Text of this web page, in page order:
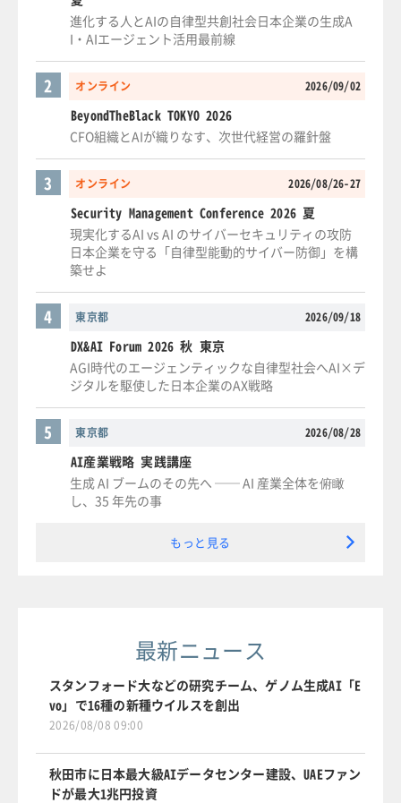
進化する人とAIの自律型共創社会日本企業の生成A
I・AIエージェント活用最前線
オンライン 2026/09/02
2
BeyondTheBlack TOKYO 2026
CFO組織とAIが織りなす、次世代経営の羅針盤
オンライン 2026/08/26-27
3
Security Management Conference 2026 夏
現実化するAI vs AI のサイバーセキュリティの攻防
日本企業を守る「自律型能動的サイバー防御」を構
築せよ
東京都 2026/09/18
4
DX&AI Forum 2026 秋 東京
AGI時代のエージェンティックな自律型社会へAI×デ
ジタルを駆使した日本企業のAX戦略
東京都 2026/08/28
5
AI産業戦略 実践講座
生成 AI ブームのその先へ ── AI 産業全体を俯瞰
し、35 年先の事
もっと見る
最新ニュース
スタンフォード大などの研究チーム、ゲノム生成AI「E
vo」で16種の新種ウイルスを創出
2026/08/08 09:00
秋田市に日本最大級AIデータセンター建設、UAEファン
ドが最大1兆円投資